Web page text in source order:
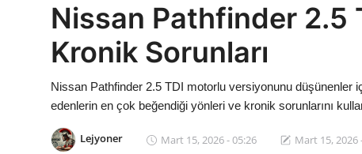
İletişim
Araba Markaları
Paketler
Nissan Pathfinder 2.5
Kronik Sorunları
Nissan Pathfinder 2.5 TDI motorlu versiyonunu
edenlerin en çok beğendiği yönleri ve kronik sorunlarını
Lejyoner Mart 15, 2026 - 05:26 Mart 15, 2026